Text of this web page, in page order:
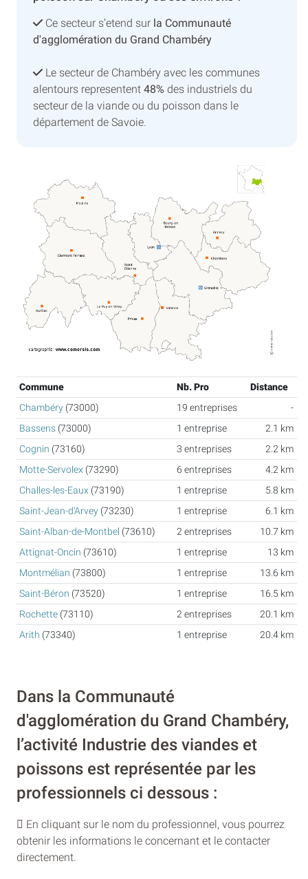
Ce secteur s’etend sur la Communauté
d'agglomération du Grand Chambéry
Le secteur de Chambéry avec les communes
alentours representent 48% des industriels du
secteur de la viande ou du poisson dans le
département de Savoie.
Commune Nb. Pro
Distance
Chambéry (73000) 19 entreprises
-
Bassens (73000) 1 entreprise
2.1 km
Cognin (73160) 3 entreprises
2.2 km
Motte-Servolex (73290) 6 entreprises
4.2 km
Challes-les-Eaux (73190) 1 entreprise
5.8 km
Saint-Jean-d'Arvey (73230) 1 entreprise
6.1 km
Saint-Alban-de-Montbel (73610) 2 entreprises
10.7 km
Attignat-Oncin (73610) 1 entreprise
13 km
Montmélian (73800) 1 entreprise
13.6 km
Saint-Béron (73520) 1 entreprise
16.5 km
Rochette (73110) 2 entreprises
20.1 km
Arith (73340) 1 entreprise 20.4 km
Dans la Communauté
d'agglomération du Grand Chambéry,
l’activité Industrie des viandes et
poissons est représentée par les
professionnels ci dessous :
En cliquant sur le nom du professionnel, vous pourrez
obtenir les informations le concernant et le contacter
directement.